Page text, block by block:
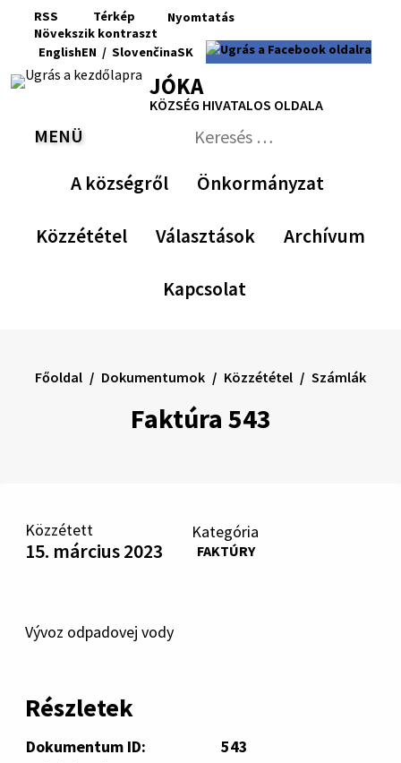
Ugrás
tartalomra
RSS
RSS
Térkép
Oldaltérkép
Nyomtatás
Nyomtatás
Növekszik kontraszt
Növekszik
kontraszt
Kisebb
betűméret
Az
eredeti
betűméret
visszaállítása
Nagyobb
betűméret
EnglishEN
Switch
English
/ SlovenčinaSK
Nyelv
váltása
erre
JÓKA
KÖZSÉG HIVATALOS OLDALA
VÁLTÁS
MENÜ
A községről Önkormányzat
Közzététel Választások Archívum
Kapcsolat
Keresés:
a
Faktúra 543
Főoldal Dokumentumok Közzététel Számlák
Közzétett
15. március 2023
Kategória
FAKTÚRY
Vývoz odpadovej vody
Részletek
Dokumentum ID:
543